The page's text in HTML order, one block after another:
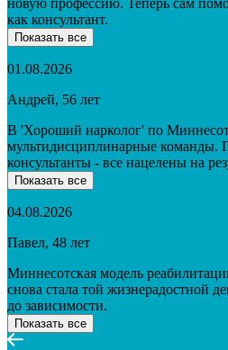
как консультант.
Показать все
01.08.2026
Андрей, 56 лет
В 'Хороший нарколог' по
мультидисциплинарные команды.
консультанты - все нацелены на
Показать все
04.08.2026
Павел, 48 лет
Миннесотская модель
снова стала той жизнерадостной
до зависимости.
Показать все